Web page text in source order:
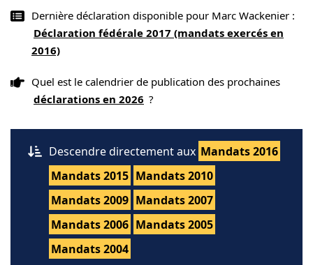
Dernière déclaration disponible pour Marc Wackenier :
Déclaration fédérale 2017 (mandats exercés en
2016)
Quel est le calendrier de publication des prochaines
déclarations en 2026 ?
Descendre directement aux Mandats 2016
Mandats 2015 Mandats 2010
Mandats 2009 Mandats 2007
Mandats 2006 Mandats 2005
Mandats 2004